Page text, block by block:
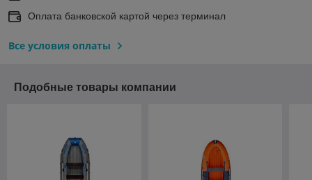
Оплата банковской картой через терминал
Все условия оплаты
Подобные товары компании